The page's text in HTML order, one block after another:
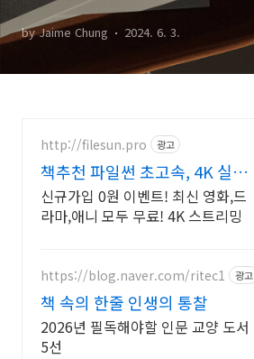
by Jaime Chung 2024. 6. 3.
http://filesun.pro 광고
책추천 파일썬 초고속, 4K 실시
간 보기!
신규가입 0원 이벤트! 최신 영화,드
라마,애니 모두 무료! 4K 스트리밍
https://blog.naver.com/ritec1 광고
책 속의 한줄 인생의 통찰
2026년 필독해야할 인문 교양 도서
5선